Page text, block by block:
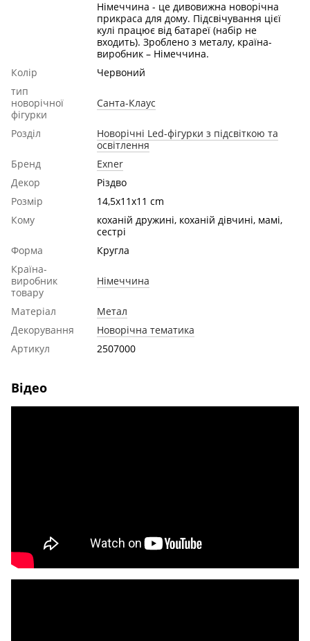
Німеччина - це дивовижна новорічна
прикраса для дому. Підсвічування цієї
кулі працює від батареї (набір не
входить). Зроблено з металу, країна-
виробник – Німеччина.
Колір
Червоний
тип
новорічної
фігурки
Санта-Клаус
Розділ
Новорічні Led-фігурки з підсвіткою та
освітлення
Бренд
Exner
Декор
Різдво
Розмір
14,5x11x11 cm
Кому
коханій дружині, коханій дівчині, мамі,
сестрі
Форма
Кругла
Країна-
виробник
товару
Німеччина
Матеріал
Метал
Декорування
Новорічна тематика
Артикул
2507000
Відео